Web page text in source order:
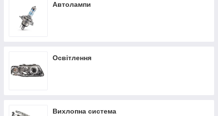
Автолампи
Освітлення
Вихлопна система